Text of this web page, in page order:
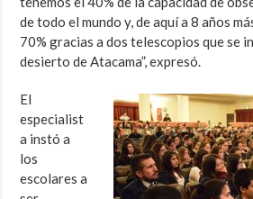
de todo el mundo y, de aquí a 8 años
70% gracias a dos telescopios que se
desierto de Atacama”, expresó.
El
especialist
a instó a
los
escolares a